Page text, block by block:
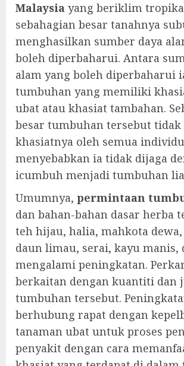
Malaysia yang beriklim
sebahagian besar tanahnya
menghasilkan sumber daya
boleh diperbaharui. Antara
alam yang boleh diperbaharui
tumbuhan yang memiliki
ubat atau khasiat tambahan.
besar tumbuhan tersebut
khasiatnya oleh semua
menyebabkan ia tidak dijaga
icumbuh menjadi tumbuhan
Umumnya, permintaan
dan bahan-bahan dasar herba
teh hijau, halia, mahkota
daun limau, serai, kayu manis,
mengalami peningkatan.
berkaitan dengan kuantiti dan
tumbuhan tersebut.
berhubung rapat dengan
tanaman ubat untuk proses
penyakit dengan cara